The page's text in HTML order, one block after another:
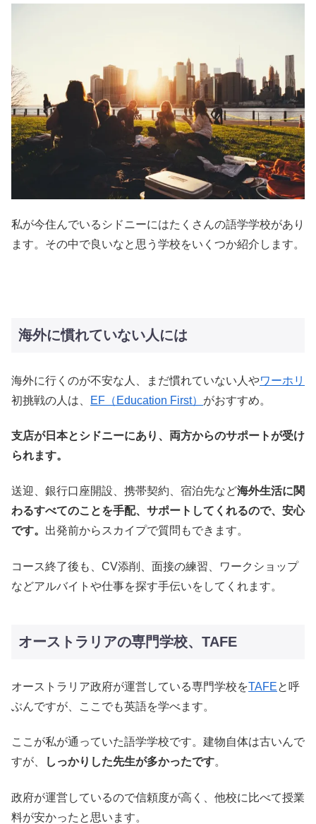
私が今住んでいるシドニーにはたくさんの語学学校があり
ます。その中で良いなと思う学校をいくつか紹介します。
海外に慣れていない人には
海外に行くのが不安な人、まだ慣れていない人やワーホリ
初挑戦の人は、
EF（Education First） がおすすめ。
支店が日本とシドニーにあり、両方からのサポートが受け
られます。
送迎、銀行口座開設、携帯契約、宿泊先など海外生活に関
わるすべてのことを手配、サポートしてくれるので、安心
です。 出発前からスカイプで質問もできます。
コース終了後も、CV添削、面接の練習、ワークショップ
などアルバイトや仕事を探す手伝いをしてくれます。
オーストラリアの専門学校、TAFE
オーストラリア政府が運営している専門学校をTAFEと呼
ぶんですが、ここでも英語を学べます。
ここが私が通っていた語学学校です。建物自体は古いんで
すが、
しっかりした先生が多かったです。
政府が運営しているので信頼度が高く、他校に比べて授業
料が安かったと思います。